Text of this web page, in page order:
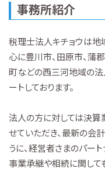
事務所紹介
税理士法人キチョウは地
心に豊川市、田原市、蒲
町などの西三河地域の
ートしております。
法人の方に対しては決算
せていただき、最新の会
うに、経営者さまのパー
事業承継や相続に関して